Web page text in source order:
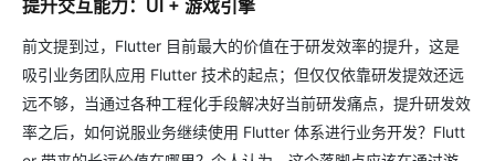
提升交互能力：UI + 游戏引擎
前文提到过，Flutter 目前最大的价值在于研发效率的提升，这是
吸引业务团队应用 Flutter 技术的起点；但仅仅依靠研发提效还远
远不够，当通过各种工程化手段解决好当前研发痛点，提升研发效
率之后，如何说服业务继续使用 Flutter 体系进行业务开发？Flutt